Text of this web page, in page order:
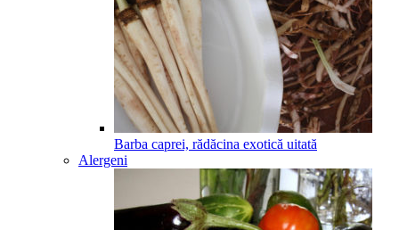
Barba caprei, rădăcina exotică uitată
Alergeni